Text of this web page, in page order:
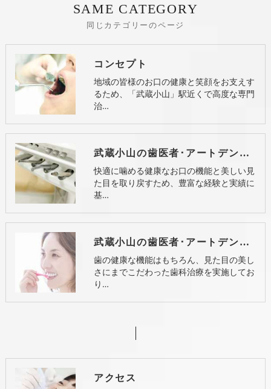
同じカテゴリーのページ
SAME CATEGORY
コンセプト
地域の皆様のお口の健康と笑顔をお支えす
るため、「武蔵小山」駅近くで高度な専門
治…
武蔵小山の歯医者･アートデンタル武蔵小山の口コミ情報
快適に噛める健康なお口の機能と美しい見
た目を取り戻すため、豊富な経験と実績に
基…
武蔵小山の歯医者･アートデンタル武蔵小山のお客様の声
歯の健康な機能はもちろん、見た目の美し
さにまでこだわった歯科治療を実施してお
り…
アクセス